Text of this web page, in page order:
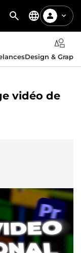
Design &
vidéo de